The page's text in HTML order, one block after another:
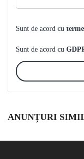
Sunt de acord cu
Sunt de acord cu
ANUNȚURI